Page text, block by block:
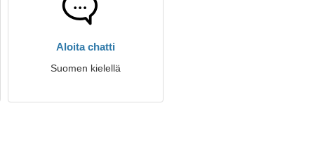
Aloita chatti
Suomen kielellä